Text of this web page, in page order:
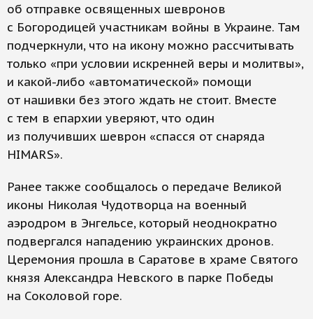
об отправке освященных шевронов
с Богородицей участникам войны в Украине. Там
подчеркнули, что на икону можно рассчитывать
только «при условии искренней веры и молитвы»,
и какой-либо «автоматической» помощи
от нашивки без этого ждать не стоит. Вместе
с тем в епархии уверяют, что один
из получивших шеврон «спасся от снаряда
HIMARS».
Ранее также сообщалось о передаче Великой
иконы Николая Чудотворца на военный
аэродром в Энгельсе, который неоднократно
подвергался нападению украинских дронов.
Церемония прошла в Саратове в храме Святого
князя Александра Невского в парке Победы
на Соколовой горе.